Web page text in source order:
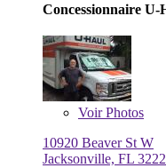
Concessionnaire U-
VoirPhotos
10920 Beaver St W
Jacksonville, FL